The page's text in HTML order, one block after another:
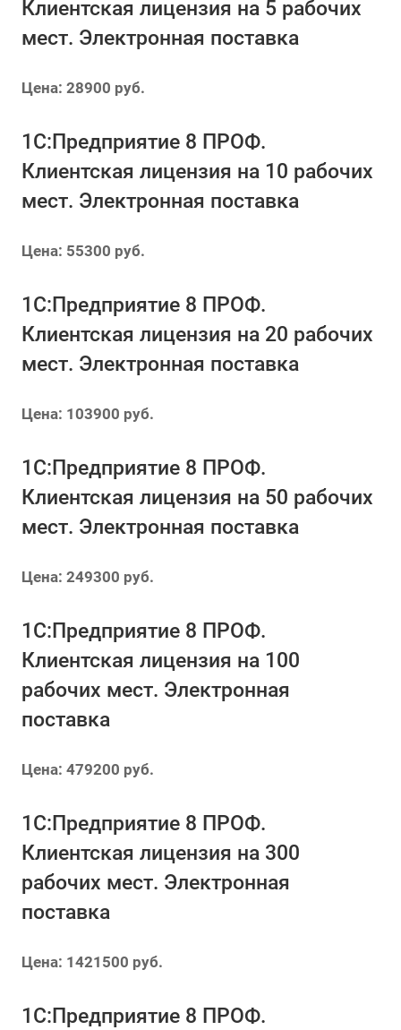
Клиентская лицензия на 5 рабочих
мест. Электронная поставка
Цена: 28900 руб.
1С:Предприятие 8 ПРОФ.
Клиентская лицензия на 10 рабочих
мест. Электронная поставка
Цена: 55300 руб.
1С:Предприятие 8 ПРОФ.
Клиентская лицензия на 20 рабочих
мест. Электронная поставка
Цена: 103900 руб.
1С:Предприятие 8 ПРОФ.
Клиентская лицензия на 50 рабочих
мест. Электронная поставка
Цена: 249300 руб.
1С:Предприятие 8 ПРОФ.
Клиентская лицензия на 100
рабочих мест. Электронная
поставка
Цена: 479200 руб.
1С:Предприятие 8 ПРОФ.
Клиентская лицензия на 300
рабочих мест. Электронная
поставка
Цена: 1421500 руб.
1С:Предприятие 8 ПРОФ.